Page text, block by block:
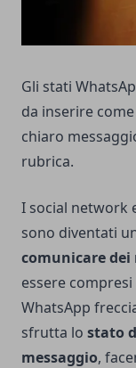
Gli stati
da inserire
chiaro
rubrica.
I social network
sono diventati
comunicare dei
essere
WhatsApp
sfrutta lo stato
messaggio,